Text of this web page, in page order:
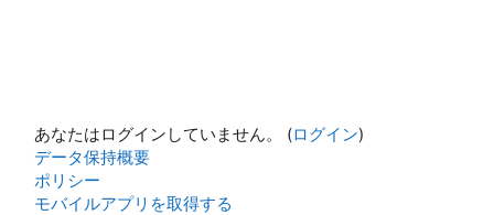
あなたはログインしていません。 (ログイン)
データ保持概要
ポリシー
モバイルアプリを取得する